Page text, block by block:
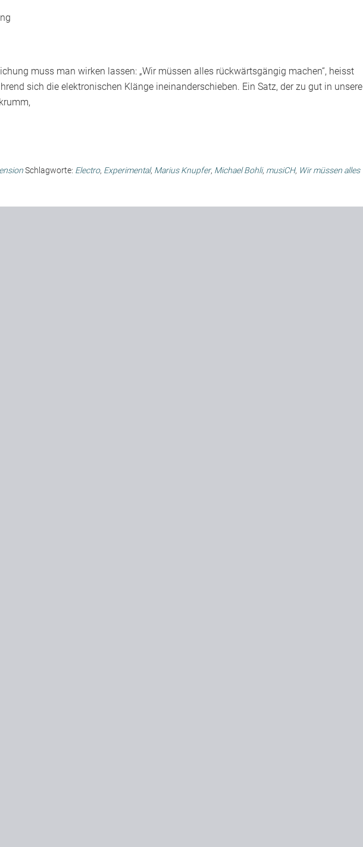
muss man wirken lassen: „Wir müssen alles rückwärtsgängig machen“, heisst
sich die elektronischen Klänge ineinanderschieben. Ein Satz, der zu gut in unsere
Schlagworte: Electro, Experimental, Marius Knupfer, Michael Bohli, musiCH, Wir müssen alles